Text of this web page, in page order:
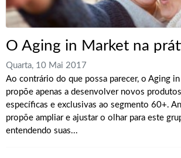
O Aging in Market na
Quarta, 10 Mai 2017
Ao contrário do que possa parecer, o Aging
propõe apenas a desenvolver novos
específicas e exclusivas ao segmento 60+.
propõe ampliar e ajustar o olhar para este
entendendo suas...